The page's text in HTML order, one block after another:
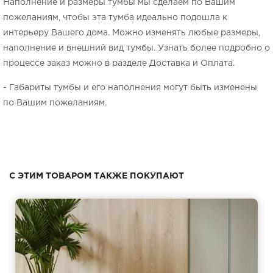
Наполнение и размеры тумбы мы сделаем по Вашим
пожеланиям, чтобы эта тумба идеально подошла к
интерьеру Вашего дома. Можно изменять любые размеры,
наполнение и внешний вид тумбы. Узнать более подробно о
процессе заказ можно в разделе Доставка и Оплата.
- Габариты тумбы и его наполнения могут быть изменены
по Вашим пожеланиям.
С ЭТИМ ТОВАРОМ ТАКЖЕ ПОКУПАЮТ